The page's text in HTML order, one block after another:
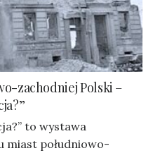
zachodniej Polski –
to wystawa
miast południowo-